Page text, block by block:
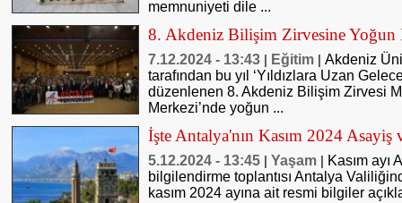
memnuniyeti dile ...
8. Akdeniz Bilişim Zirvesine Yoğun
7.12.2024 - 13:43 Eğitim
Akdeniz
tarafından bu yıl ‘Yıldızlara Uzan
düzenlenen 8. Akdeniz Bilişim Zirvesi
Merkezi’nde yoğun ...
İşte Antalya'nın Kasım 2024
5.12.2024 - 13:45 Yaşam
Kasım ayı
bilgilendirme toplantısı Antalya
kasım 2024 ayına ait resmi bilgiler